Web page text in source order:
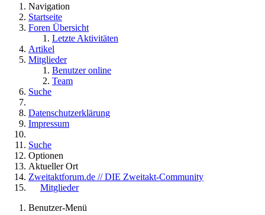
Navigation
Startseite
Foren Übersicht
Letzte Aktivitäten
Artikel
Mitglieder
Benutzer online
Team
Suche
Datenschutzerklärung
Impressum
Suche
Optionen
Aktueller Ort
Zweitaktforum.de // DIE Zweitakt-Community
Mitglieder
Benutzer-Menü